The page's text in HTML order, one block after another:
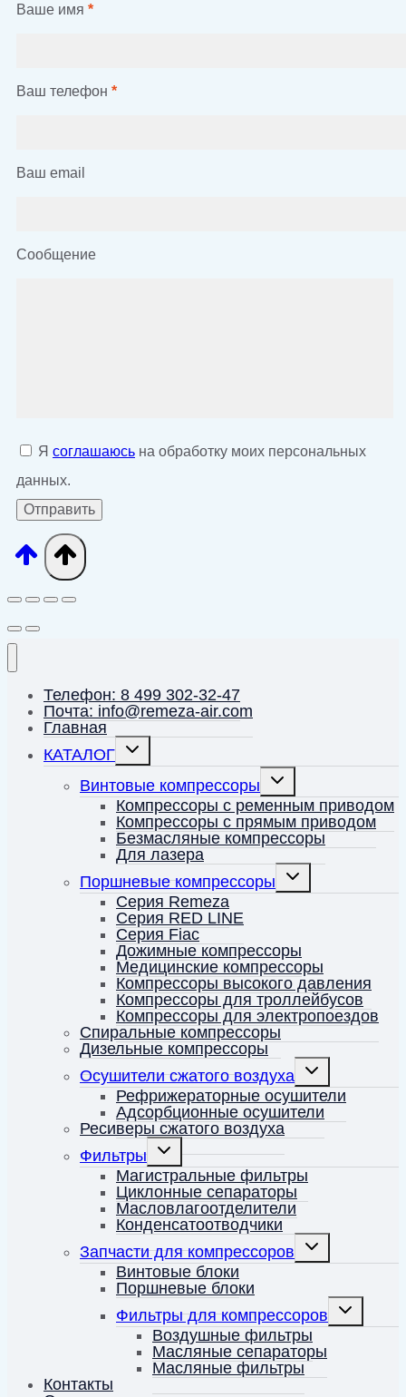
Ваше имя *
Ваш телефон *
Ваш email
Сообщение
Я соглашаюсь на обработку моих персональных
данных.
Телефон: 8 499 302-32-47
Почта: info@remeza-air.com
Главная
КАТАЛОГ
Переключить
Винтовые компрессоры
Переключить
меню
Компрессоры с ременным приводом
Компрессоры с прямым приводом
Безмасляные компрессоры
Для лазера
Поршневые компрессоры
Переключить
Серия Remeza
Серия RED LINE
Серия Fiac
Дожимные компрессоры
Медицинские компрессоры
Компрессоры высокого давления
Компрессоры для троллейбусов
Компрессоры для электропоездов
Спиральные компрессоры
Дизельные компрессоры
Осушители сжатого воздуха
Переключить
меню
Рефрижераторные осушители
Адсорбционные осушители
Ресиверы сжатого воздуха
Фильтры
Переключить
дочернее
меню
Магистральные фильтры
Циклонные сепараторы
Масловлагоотделители
Конденсатоотводчики
Запчасти для компрессоров
Переключить
Винтовые блоки
Поршневые блоки
Фильтры для компрессоров
Переключить
Воздушные фильтры
Масляные сепараторы
Масляные фильтры
Контакты